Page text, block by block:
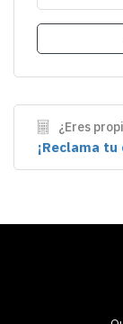
¿Eres
¡Reclama